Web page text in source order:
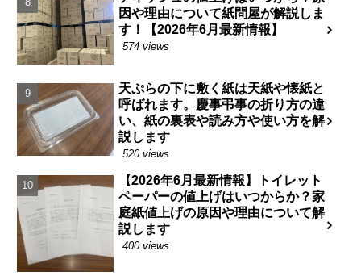
因や理由について紙問屋が解説しま
す！【2026年6月最新情報】
574 views
天ぷらの下に敷く紙は天紙や懐紙と
呼ばれます。慶事弔事の折り方の違
い、紙の裏表や読み方や使い方を解
説します
520 views
【2026年6月最新情報】トイレット
ペーパーの値上げはいつからか？家
庭紙値上げの原因や理由について解
説します
400 views